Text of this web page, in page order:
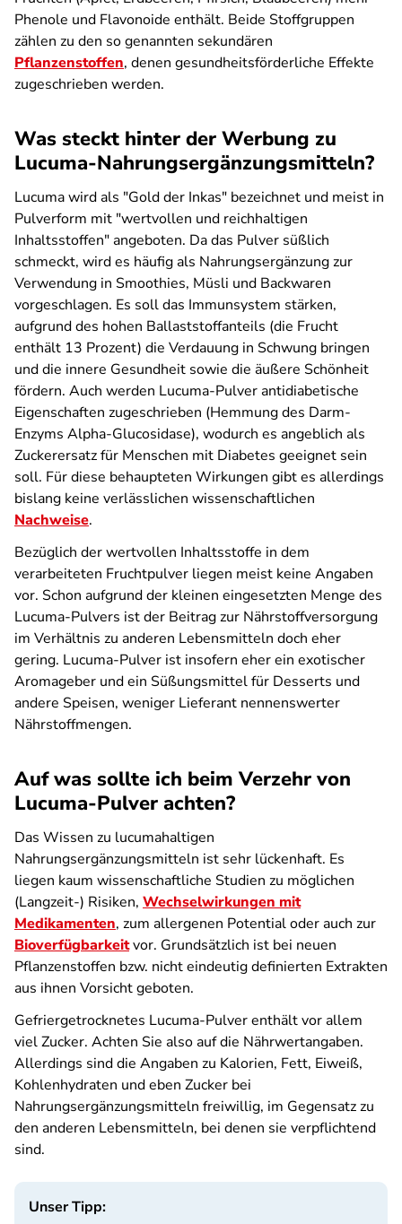
Phenole und Flavonoide enthält. Beide Stoffgruppen
zählen zu den so genannten sekundären
Pflanzenstoffen, denen gesundheitsförderliche Effekte
zugeschrieben werden.
Was steckt hinter der Werbung zu
Lucuma-Nahrungsergänzungsmitteln?
Lucuma wird als "Gold der Inkas" bezeichnet und meist in
Pulverform mit "wertvollen und reichhaltigen
Inhaltsstoffen" angeboten. Da das Pulver süßlich
schmeckt, wird es häufig als Nahrungsergänzung zur
Verwendung in Smoothies, Müsli und Backwaren
vorgeschlagen. Es soll das Immunsystem stärken,
aufgrund des hohen Ballaststoffanteils (die Frucht
enthält 13 Prozent) die Verdauung in Schwung bringen
und die innere Gesundheit sowie die äußere Schönheit
fördern. Auch werden Lucuma-Pulver antidiabetische
Eigenschaften zugeschrieben (Hemmung des Darm-
Enzyms Alpha-Glucosidase), wodurch es angeblich als
Zuckerersatz für Menschen mit Diabetes geeignet sein
soll. Für diese behaupteten Wirkungen gibt es allerdings
bislang keine verlässlichen wissenschaftlichen
Nachweise.
Bezüglich der wertvollen Inhaltsstoffe in dem
verarbeiteten Fruchtpulver liegen meist keine Angaben
vor. Schon aufgrund der kleinen eingesetzten Menge des
Lucuma-Pulvers ist der Beitrag zur Nährstoffversorgung
im Verhältnis zu anderen Lebensmitteln doch eher
gering. Lucuma-Pulver ist insofern eher ein exotischer
Aromageber und ein Süßungsmittel für Desserts und
andere Speisen, weniger Lieferant nennenswerter
Nährstoffmengen.
Auf was sollte ich beim Verzehr von
Lucuma-Pulver achten?
Das Wissen zu lucumahaltigen
Nahrungsergänzungsmitteln ist sehr lückenhaft. Es
liegen kaum wissenschaftliche Studien zu möglichen
(Langzeit-) Risiken, Wechselwirkungen mit
Medikamenten, zum allergenen Potential oder auch zur
Bioverfügbarkeitvor. Grundsätzlich ist bei neuen
Pflanzenstoffen bzw. nicht eindeutig definierten Extrakten
aus ihnen Vorsicht geboten.
Gefriergetrocknetes Lucuma-Pulver enthält vor allem
viel Zucker. Achten Sie also auf die Nährwertangaben.
Allerdings sind die Angaben zu Kalorien, Fett, Eiweiß,
Kohlenhydraten und eben Zucker bei
Nahrungsergänzungsmitteln freiwillig, im Gegensatz zu
den anderen Lebensmitteln, bei denen sie verpflichtend
sind.
Unser Tipp: